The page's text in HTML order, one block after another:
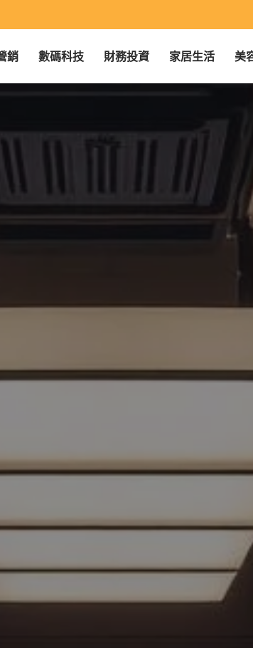
銷 數碼科技 財務投資 家居生活 美